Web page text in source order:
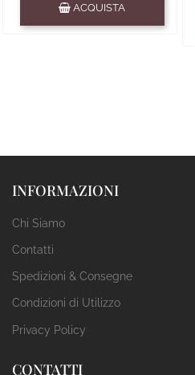
ACQUISTA
INFORMAZIONI
Chi Siamo
Contatti
Spedizioni & Consegne
Condizioni di Utilizzo
Privacy Policy
CONTATTI